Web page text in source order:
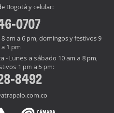
Bogotá y celular:
0707
am a 6 pm, domingos y festivos 9
1 pm
- Lunes a sábado 10 am a 8 pm,
1 pm a 5 pm:
8492